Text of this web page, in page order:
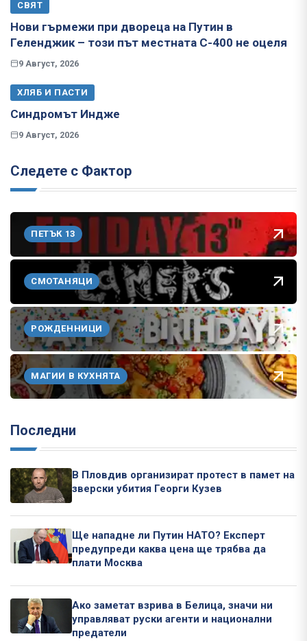
СВЯТ
Нови гърмежи при двореца на Путин в
Геленджик – този път местната С-400 не оцеля
9 Август, 2026
ХЛЯБ И ПАСТИ
Синдромът Индже
9 Август, 2026
Следете с Фактор
ПЕТЪК 13
СМОТАНЯЦИ
РОЖДЕННИЦИ
МАГИИ В КУХНЯТА
Последни
В Пловдив организират протест в памет на
зверски убития Георги Кузев
Ще нападне ли Путин НАТО? Експерт
предупреди каква цена ще трябва да
плати Москва
Ако заметат взрива в Белица, значи ни
управляват руски агенти и национални
предатели